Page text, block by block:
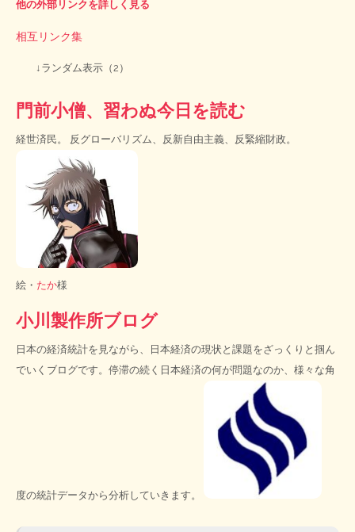
他の外部リンクを詳しく見る
相互リンク集
↓ランダム表示（2）
門前小僧、習わぬ今日を読む
経世済民。 反グローバリズム、反新自由主義、反緊縮財政。
絵・ たか様
小川製作所ブログ
日本の経済統計を見ながら、日本経済の現状と課題をざっくりと掴ん
でいくブログです。停滞の続く日本経済の何が問題なのか、様々な角
度の統計データから分析していきます。